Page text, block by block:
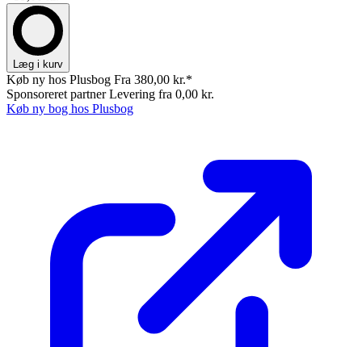
Læg i kurv
Køb ny hos Plusbog Fra 380,00 kr.*
Sponsoreret partnerLevering fra 0,00 kr.
Køb ny bog hos Plusbog